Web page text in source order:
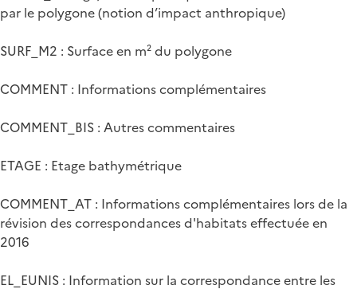
par le polygone (notion d’impact anthropique)
SURF_M2 : Surface en m² du polygone
COMMENT : Informations complémentaires
COMMENT_BIS : Autres commentaires
ETAGE : Etage bathymétrique
COMMENT_AT : Informations complémentaires lors de la
révision des correspondances d'habitats effectuée en
2016
EL_EUNIS : Information sur la correspondance entre les